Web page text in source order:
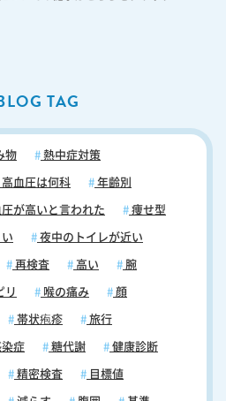
を抜いたり、まとめ食いしたりはせ
けてください。 ※「日中の居眠
ありません。そのため健康診断や、ほか
しれない…」と感じている方は、早めに
糖尿病にお心当たりのある方、あるいは
談ください。 当日の順番予約はこちらから
TAG
物 熱中症対策
高血圧は何科 年齢別
が高いと言われた 痩せ型
夜中のトイレが近い
再検査 高い 腕
リ 喉の痛み 顔
帯状疱疹 旅行
染症 糖代謝 健康診断
精密検査 目標値